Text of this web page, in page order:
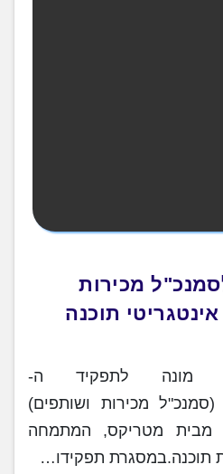
מכירות
תוכנה
שמש, 48, מונה לתפקיד ה-
ChiefRevenueOfficer (סמנכ"ל מכירות ושותפים)
מבית מטריקס, המתמחה
תוכנה.במסגרת תפקידו…